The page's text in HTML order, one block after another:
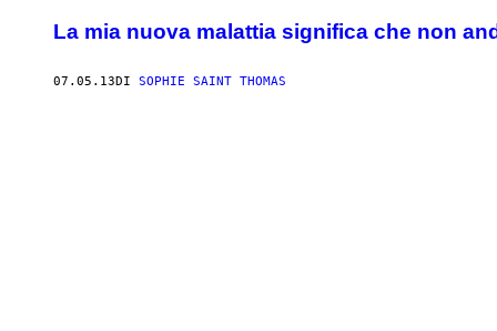
La mia nuova malattia significa che non
07.05.13DI SOPHIE SAINT THOMAS